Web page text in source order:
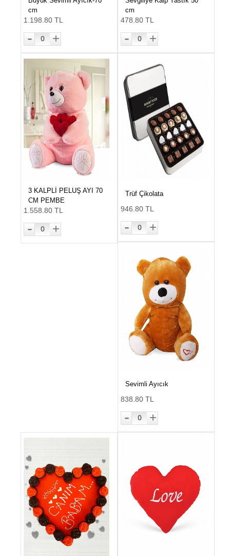
cm
1.198.80 TL
- 0 +
cm
478.80 TL
- 0 +
3 KALPLİ PELUŞ AYI 70
CM PEMBE
1.558.80 TL
- 0 +
Trüf Çikolata
946.80 TL
- 0 +
Sevimli Ayıcık
838.80 TL
- 0 +